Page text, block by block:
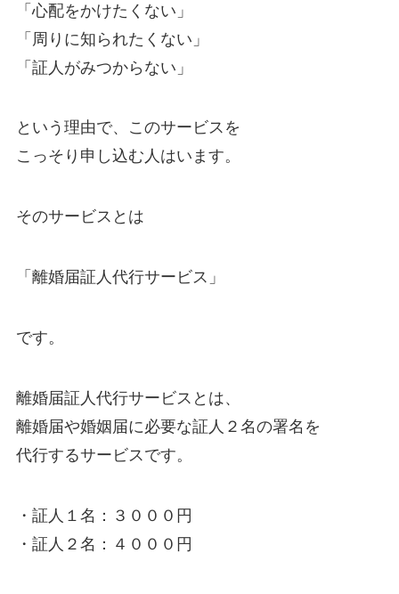
「心配をかけたくない」
「周りに知られたくない」
「証人がみつからない」
という理由で、このサービスを
こっそり申し込む人はいます。
そのサービスとは
「離婚届証人代行サービス」
です。
離婚届証人代行サービスとは、
離婚届や婚姻届に必要な証人２名の署名を
代行するサービスです。
・証人１名：３０００円
・証人２名：４０００円